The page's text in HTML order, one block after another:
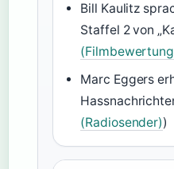
Bill Kaulitz
Staffel 2 von
Marc Eggers
(Radiosender))